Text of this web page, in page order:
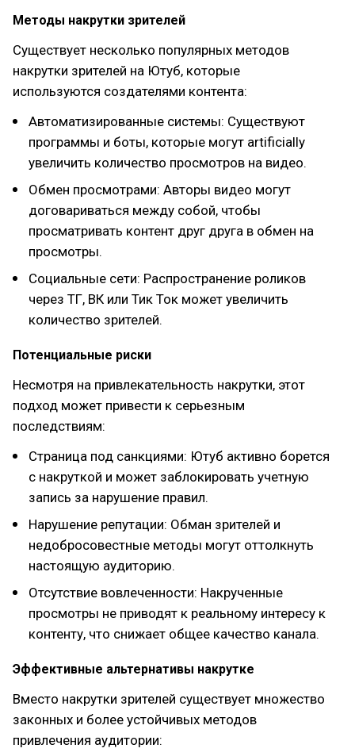
Методы накрутки зрителей
Существует несколько популярных методов
накрутки зрителей на Ютуб, которые
используются создателями контента:
Автоматизированные системы: Существуют
программы и боты, которые могут artificially
увеличить количество просмотров на видео.
Обмен просмотрами: Авторы видео могут
договариваться между собой, чтобы
просматривать контент друг друга в обмен на
просмотры.
Социальные сети: Распространение роликов
через ТГ, ВК или Тик Ток может увеличить
количество зрителей.
Потенциальные риски
Несмотря на привлекательность накрутки, этот
подход может привести к серьезным
последствиям:
Страница под санкциями: Ютуб активно борется
с накруткой и может заблокировать учетную
запись за нарушение правил.
Нарушение репутации: Обман зрителей и
недобросовестные методы могут оттолкнуть
настоящую аудиторию.
Отсутствие вовлеченности: Накрученные
просмотры не приводят к реальному интересу к
контенту, что снижает общее качество канала.
Эффективные альтернативы накрутке
Вместо накрутки зрителей существует множество
законных и более устойчивых методов
привлечения аудитории: